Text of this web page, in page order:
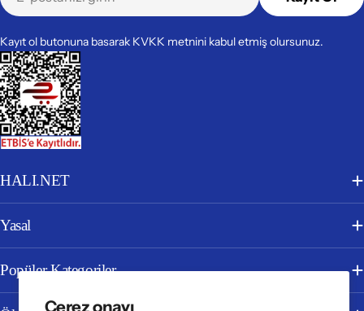
Çerez onayı
posta
Kayıt ol butonuna basarak KVKK metnini kabul etmiş olursunuz.
HALI.NET
Yasal
Popüler Kategoriler